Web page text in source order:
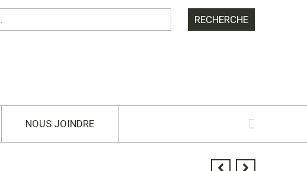
NOUS JOINDRE